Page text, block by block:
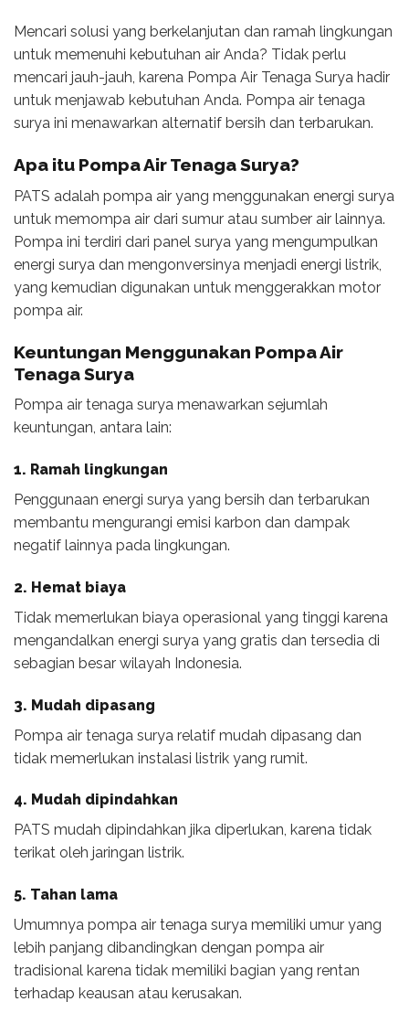
Mencari solusi yang berkelanjutan dan ramah lingkungan
untuk memenuhi kebutuhan air Anda? Tidak perlu
mencari jauh-jauh, karena Pompa Air Tenaga Surya hadir
untuk menjawab kebutuhan Anda. Pompa air tenaga
surya ini menawarkan alternatif bersih dan terbarukan.
Apa itu Pompa Air Tenaga Surya?
PATS adalah pompa air yang menggunakan energi surya
untuk memompa air dari sumur atau sumber air lainnya.
Pompa ini terdiri dari panel surya yang mengumpulkan
energi surya dan mengonversinya menjadi energi listrik,
yang kemudian digunakan untuk menggerakkan motor
pompa air.
Keuntungan Menggunakan Pompa Air
Tenaga Surya
Pompa air tenaga surya menawarkan sejumlah
keuntungan, antara lain:
1. Ramah lingkungan
Penggunaan energi surya yang bersih dan terbarukan
membantu mengurangi emisi karbon dan dampak
negatif lainnya pada lingkungan.
2. Hemat biaya
Tidak memerlukan biaya operasional yang tinggi karena
mengandalkan energi surya yang gratis dan tersedia di
sebagian besar wilayah Indonesia.
3. Mudah dipasang
Pompa air tenaga surya relatif mudah dipasang dan
tidak memerlukan instalasi listrik yang rumit.
4. Mudah dipindahkan
PATS mudah dipindahkan jika diperlukan, karena tidak
terikat oleh jaringan listrik.
5. Tahan lama
Umumnya pompa air tenaga surya memiliki umur yang
lebih panjang dibandingkan dengan pompa air
tradisional karena tidak memiliki bagian yang rentan
terhadap keausan atau kerusakan.